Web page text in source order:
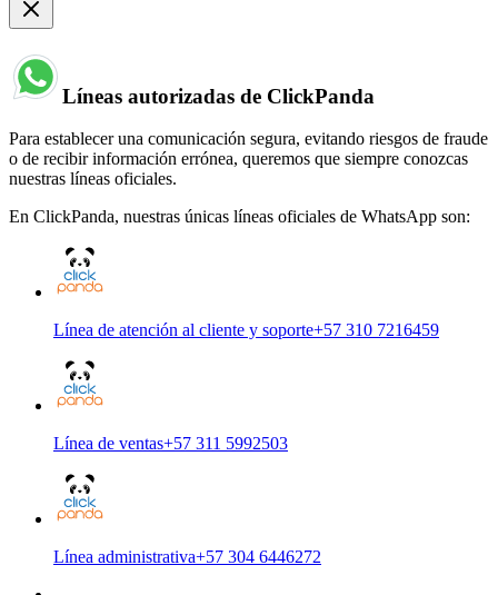
Líneas autorizadas de ClickPanda
Para establecer una comunicación segura, evitando riesgos de fraude
o de recibir información errónea, queremos que siempre conozcas
nuestras líneas oficiales.
En ClickPanda, nuestras únicas líneas oficiales de WhatsApp son:
Línea de atención al cliente y soporte+57 310 7216459
Línea de ventas+57 311 5992503
Línea administrativa+57 304 6446272